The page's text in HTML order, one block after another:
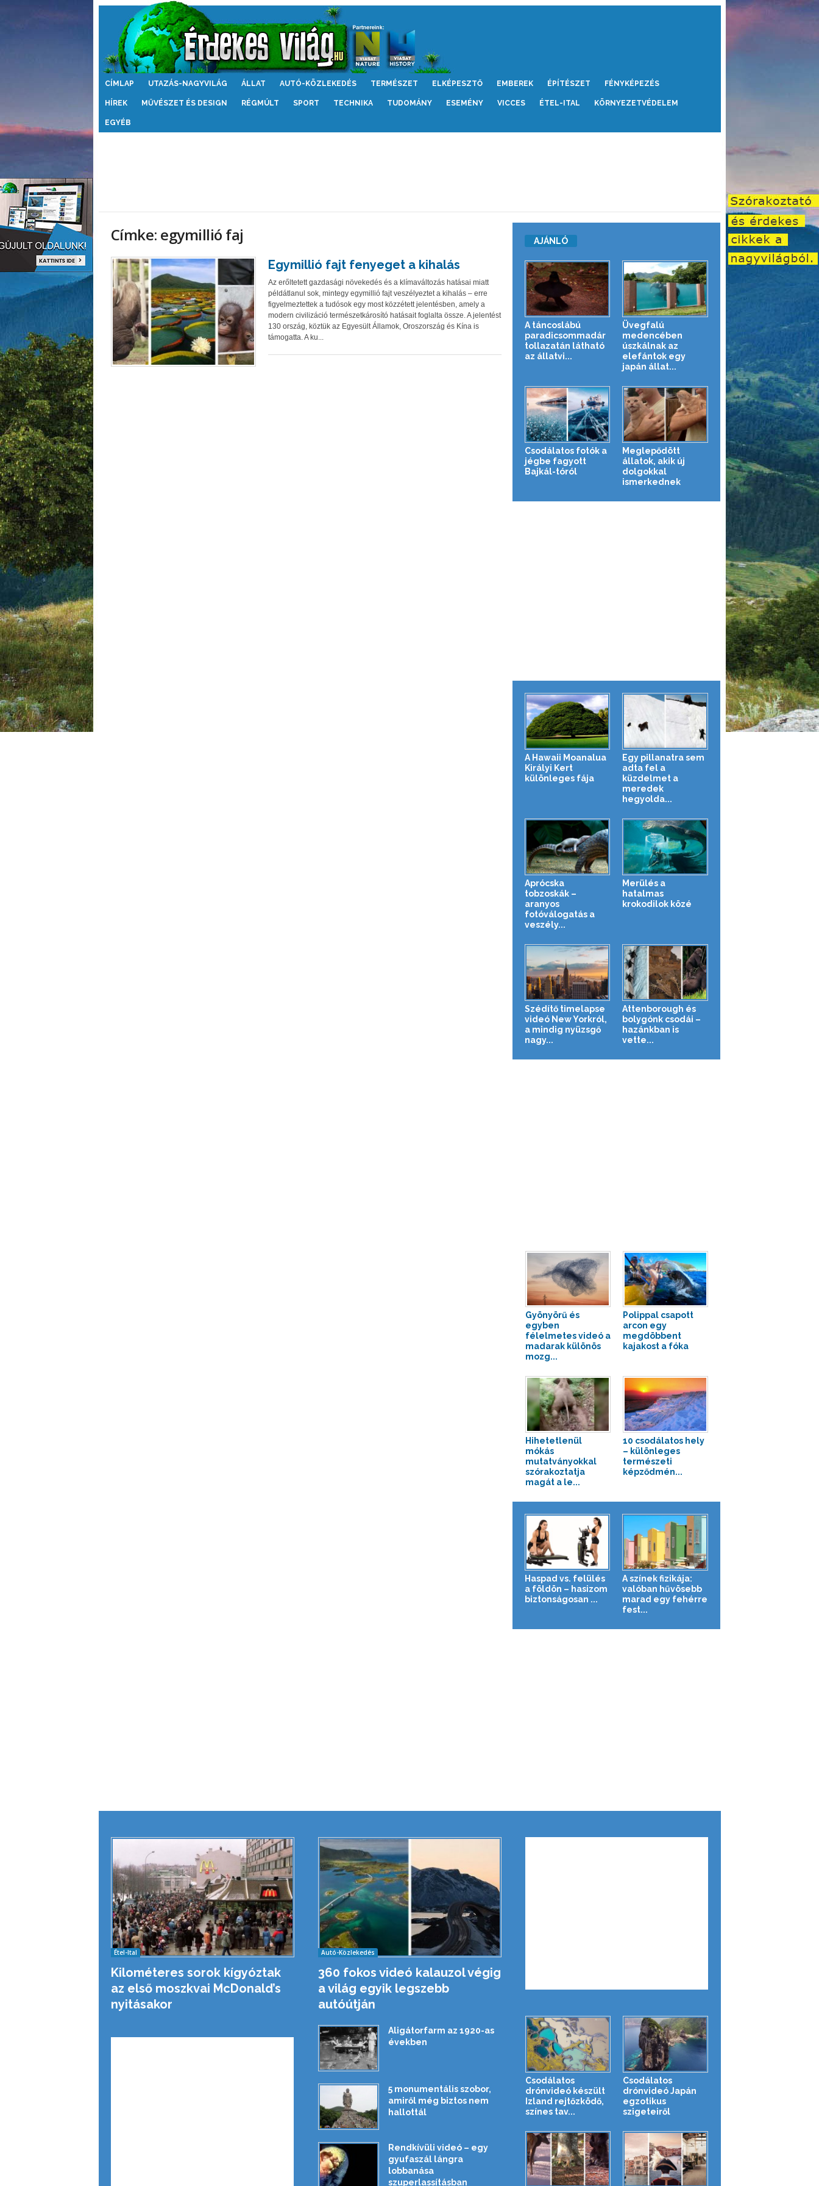
Érdekes
CÍMLAP UTAZÁS-NAGYVILÁG ÁLLAT AUTÓ-KÖZLEKEDÉS TERMÉSZET ELKÉPESZTŐ EMBEREK ÉPÍTÉSZET FÉNYKÉPEZÉS
HÍREK MŰVÉSZET ÉS DESIGN RÉGMÚLT SPORT TECHNIKA TUDOMÁNY ESEMÉNY VICCES ÉTEL-ITAL KÖRNYEZETVÉDELEM
EGYÉB
Címke: egymillió faj
Egymillió fajt fenyeget a kihalás
Az erőltetett gazdasági növekedés és a klímaváltozás hatásai miatt
példátlanul sok, mintegy egymillió fajt veszélyeztet a kihalás – erre
figyelmeztettek a tudósok egy most közzétett jelentésben, amely a
modern civilizáció természetkárosító hatásait foglalta össze. A jelentést
130 ország, köztük az Egyesült Államok, Oroszország és Kína is
támogatta. A ku...
AJÁNLÓ
A táncoslábú
paradicsommadár
tollazatán látható
az állatvi...
Üvegfalú
medencében
úszkálnak az
elefántok egy
japán állat...
Csodálatos fotók a
jégbe fagyott
Bajkál-tóról
Meglepődött
állatok, akik új
dolgokkal
ismerkednek
A Hawaii Moanalua
Királyi Kert
különleges fája
Egy pillanatra sem
adta fel a
küzdelmet a
meredek
hegyolda...
Aprócska
tobzoskák –
aranyos
fotóválogatás a
veszély...
Merülés a
hatalmas
krokodilok közé
Szédítő timelapse
videó New Yorkról,
a mindig nyüzsgő
nagy...
Attenborough és
bolygónk csodái –
hazánkban is
vette...
Gyönyörű és
egyben
félelmetes videó a
madarak különös
mozg...
Polippal csapott
arcon egy
megdöbbent
kajakost a fóka
Hihetetlenül
mókás
mutatványokkal
szórakoztatja
magát a le...
10 csodálatos hely
– különleges
természeti
képződmén...
Haspad vs. felülés
a földön – hasizom
biztonságosan ...
A színek fizikája:
valóban hűvösebb
marad egy fehérre
fest...
Étel-Ital
Kilométeres sorok kígyóztak
az első moszkvai McDonald’s
nyitásakor
Autó-Közlekedés
360 fokos videó kalauzol végig
a világ egyik legszebb
autóútján
Aligátorfarm az 1920-as
években
5 monumentális szobor,
amiről még biztos nem
hallottál
Rendkívüli videó – egy
gyufaszál lángra
lobbanása
szuperlassításban
Csodálatos
drónvideó készült
Izland rejtőzködő,
színes tav...
Csodálatos
drónvideó Japán
egzotikus
szigeteiről